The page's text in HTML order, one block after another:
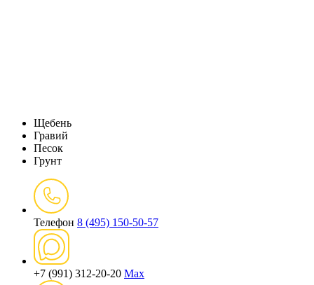
Щебень
Гравий
Песок
Грунт
Телефон 8 (495) 150-50-57
+7 (991) 312-20-20 Max